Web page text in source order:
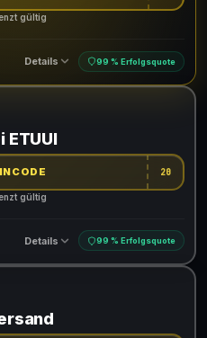
gültig
Details 99 % Erfolgsquote
um den Rabatt zu erhalten
ETUUI
20
gültig
Details 99 % Erfolgsquote
um den Rabatt zu erhalten